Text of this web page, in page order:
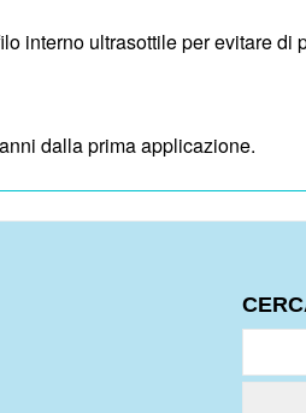
interno ultrasottile per evitare di
dalla prima applicazione.